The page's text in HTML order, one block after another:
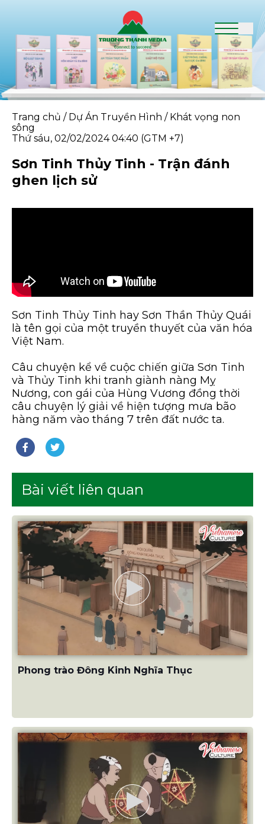
Trang chủ / Dự Án Truyền Hình / Khát vọng non
sông
Thứ sáu, 02/02/2024 04:40 (GTM +7)
Sơn Tinh Thủy Tinh - Trận đánh
ghen lịch sử
Sơn Tinh Thủy Tinh hay Sơn Thần Thủy Quái
là tên gọi của một truyền thuyết của văn hóa
Việt Nam.
Câu chuyện kể về cuộc chiến giữa Sơn Tinh
và Thủy Tinh khi tranh giành nàng Mỵ
Nương, con gái của Hùng Vương đồng thời
câu chuyện lý giải về hiện tượng mưa bão
hàng năm vào tháng 7 trên đất nước ta.
Bài viết liên quan
Phong trào Đông Kinh Nghĩa Thục